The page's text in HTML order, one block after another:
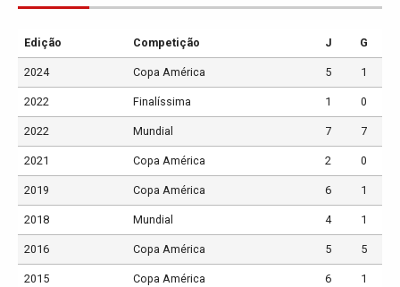
Edição Competição J G
2024 Copa América 5 1
2022 Finalíssima 1 0
2022 Mundial 7 7
2021 Copa América 2 0
2019 Copa América 6 1
2018 Mundial 4 1
2016 Copa América 5 5
2015 Copa América 6 1